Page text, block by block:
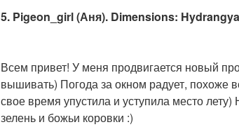
5. Pigeon_girl (Аня). Dimensions:
Всем привет! У меня продвигается новый
вышивать) Погода за окном радует, похоже
свое время упустила и уступила место
зелень и божьи коровки :)